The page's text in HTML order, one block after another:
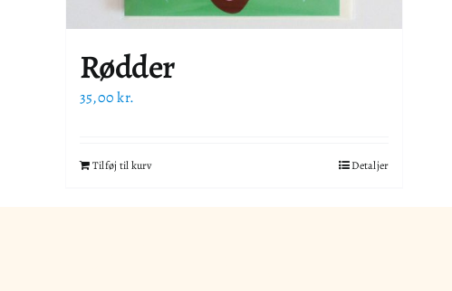
Rødder
35,00kr.
Tilføj til kurv Detaljer